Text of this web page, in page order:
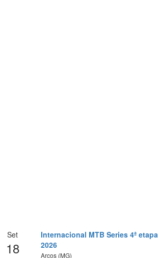
Set
18
Internacional MTB Series 4ª etapa
2026
Arcos (MG)